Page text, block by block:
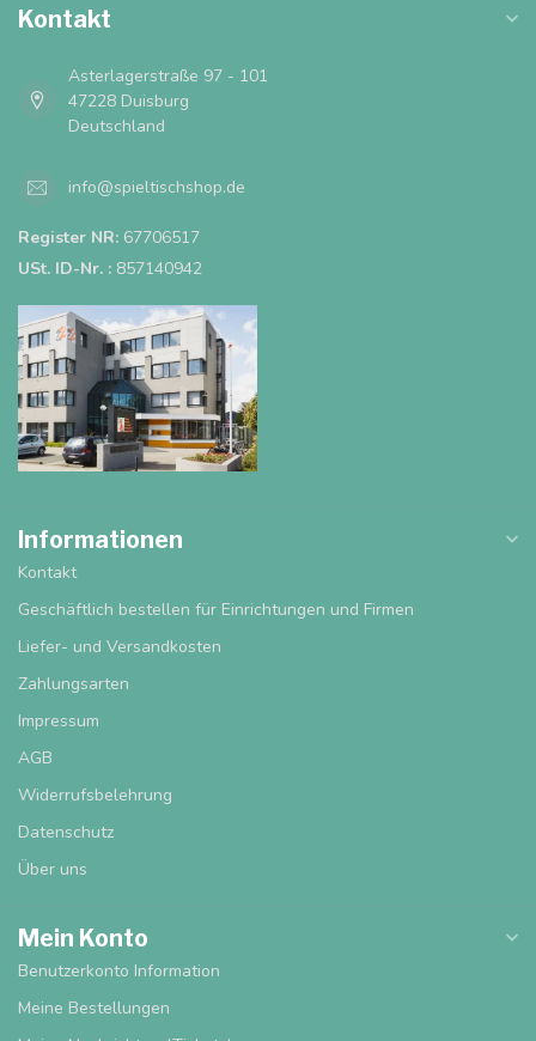
Kontakt
Asterlagerstraße 97 - 101
47228 Duisburg
Deutschland
info@spieltischshop.de
Register NR: 67706517
USt. ID-Nr. : 857140942
Informationen
Kontakt
Geschäftlich bestellen für Einrichtungen und Firmen
Liefer- und Versandkosten
Zahlungsarten
Impressum
AGB
Widerrufsbelehrung
Datenschutz
Über uns
Mein Konto
Benutzerkonto Information
Meine Bestellungen